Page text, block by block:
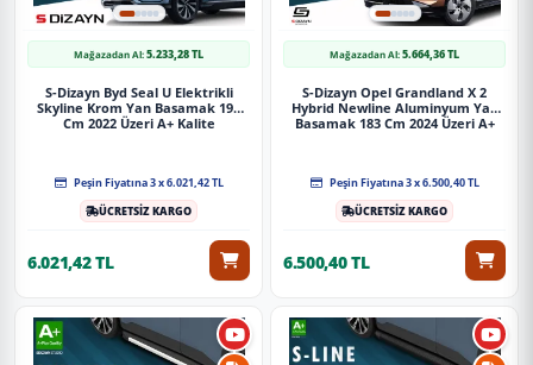
Mağazadan Al:5.233,28 TL
S-Dizayn Byd Seal U Elektrikli
Skyline Krom Yan Basamak 193
Cm 2022 Üzeri A+ Kalite
Peşin Fiyatına 3 x 6.021,42 TL
ÜCRETSİZ KARGO
6.021,42 TL
Mağazadan Al:5.664,36 TL
S-Dizayn Opel Grandland X 2
Hybrid Newline Aluminyum Yan
Basamak 183 Cm 2024 Üzeri A+
Peşin Fiyatına 3 x 6.500,40 TL
ÜCRETSİZ KARGO
6.500,40 TL